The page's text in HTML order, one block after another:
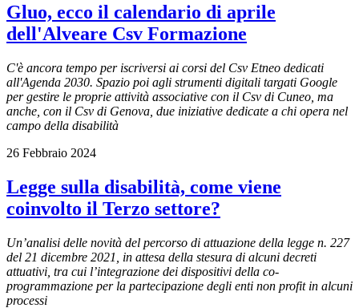
Gluo, ecco il calendario di aprile
dell'Alveare Csv Formazione
C'è ancora tempo per iscriversi ai corsi del Csv Etneo dedicati
all'Agenda 2030. Spazio poi agli strumenti digitali targati Google
per gestire le proprie attività associative con il Csv di Cuneo, ma
anche, con il Csv di Genova, due iniziative dedicate a chi opera nel
campo della disabilità
26 Febbraio 2024
Legge sulla disabilità, come viene
coinvolto il Terzo settore?
Un’analisi delle novità del percorso di attuazione della legge n. 227
del 21 dicembre 2021, in attesa della stesura di alcuni decreti
attuativi, tra cui l’integrazione dei dispositivi della co-
programmazione per la partecipazione degli enti non profit in alcuni
processi